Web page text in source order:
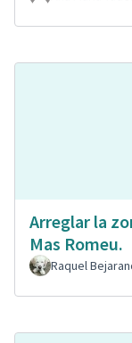
Arreglar la
Mas Romeu.
Raquel